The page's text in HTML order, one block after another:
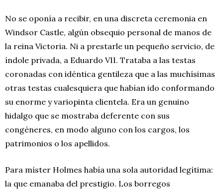
No se oponía a recibir, en una discreta ceremonia en
Windsor Castle, algún obsequio personal de manos de
la reina Victoria. Ni a prestarle un pequeño servicio, de
índole privada, a Eduardo VII. Trataba a las testas
coronadas con idéntica gentileza que a las muchísimas
otras testas cualesquiera que habían ido conformando
su enorme y variopinta clientela. Era un genuino
hidalgo que se mostraba deferente con sus
congéneres, en modo alguno con los cargos, los
patrimonios o los apellidos.
Para míster Holmes había una sola autoridad legítima:
la que emanaba del prestigio. Los borregos